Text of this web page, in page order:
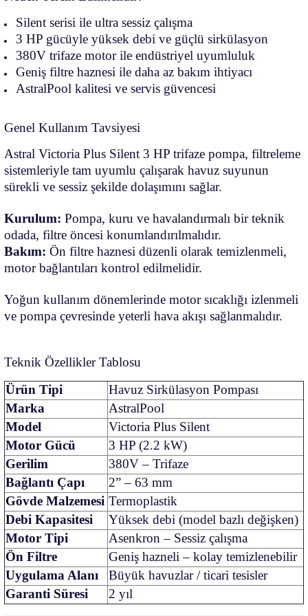
Silent serisi ile ultra sessiz çalışma
3 HP gücüyle yüksek debi ve güçlü sirkülasyon
380V trifaze motor ile endüstriyel uyumluluk
Geniş filtre haznesi ile daha az bakım ihtiyacı
AstralPool kalitesi ve servis güvencesi
Genel Kullanım Tavsiyesi
Astral Victoria Plus Silent 3 HP trifaze pompa, filtreleme
sistemleriyle tam uyumlu çalışarak havuz suyunun
sürekli ve sessiz şekilde dolaşımını sağlar.
Kurulum: Pompa, kuru ve havalandırmalı bir teknik
odada, filtre öncesi konumlandırılmalıdır.
Bakım: Ön filtre haznesi düzenli olarak temizlenmeli,
motor bağlantıları kontrol edilmelidir.
Yoğun kullanım dönemlerinde motor sıcaklığı izlenmeli
ve pompa çevresinde yeterli hava akışı sağlanmalıdır.
Teknik Özellikler Tablosu
Ürün Tipi
Havuz Sirkülasyon Pompası
Marka
AstralPool
Model
Victoria Plus Silent
Motor Gücü
3 HP (2.2 kW)
Gerilim
380V – Trifaze
Bağlantı Çapı
2” – 63 mm
Gövde Malzemesi Termoplastik
Debi Kapasitesi
Yüksek debi (model bazlı değişken)
Motor Tipi
Asenkron – Sessiz çalışma
Ön Filtre
Geniş hazneli – kolay temizlenebilir
Uygulama Alanı
Büyük havuzlar / ticari tesisler
Garanti Süresi
2 yıl